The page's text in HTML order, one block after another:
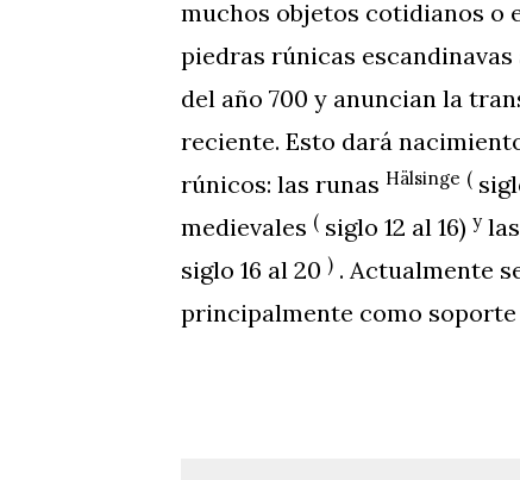
muchos objetos cotidianos o
piedras rúnicas
del año 700 y anuncian la
reciente. Esto dará
rúnicos: las runas Hälsinge (
medievales ( siglo 12 al 16) y
siglo 16 al 20 ) . Actualmente
principalmente como